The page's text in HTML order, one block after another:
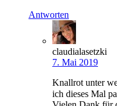
Antworten
claudialasetzki
7. Mai 2019
Knallrot unter
ich dieses Mal